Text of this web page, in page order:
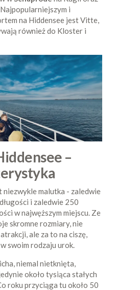
i
na Hiddensee jest Vitte,
również do Kloster i
–
niezwykle malutka - zaledwie
i zaledwie 250
w najwęższym miejscu. Ze
skromne rozmiary, nie
ale za to na ciszę,
swoim rodzaju urok.
niemal nietknięta,
około tysiąca stałych
roku przyciąga tu około 50